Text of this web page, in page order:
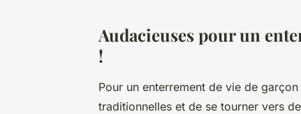
Audacieuses pour un
!
Pour un enterrement de vie de
traditionnelles et de se tourner vers